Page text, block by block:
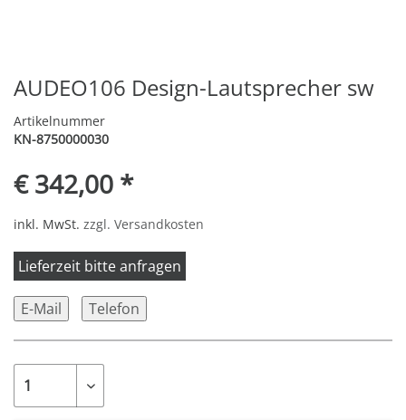
AUDEO106 Design-Lautsprecher sw
Artikelnummer
KN-8750000030
€ 342,00 *
inkl. MwSt. zzgl. Versandkosten
Lieferzeit bitte anfragen
E-Mail Telefon